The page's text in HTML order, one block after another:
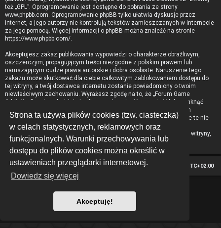
Strona ta używa plików cookies (tzw. ciasteczka)
w celach statystycznych, reklamowych oraz
funkcjonalnych. Warunki przechowywania lub
dostępu do plików cookies można określić w
ustawieniach przeglądarki internetowej.
Dowiedz się więcej
Akceptuję!
też „GPL”. Oprogramowanie jest dostępne do pobrania ze strony
www.phpbb.com. Oprogramowanie phpBB tylko ułatwia dyskusje przez
internet, a jego autorzy nie kontrolują tekstów zamieszczanych w internecie
za jego pomocą. Więcej informacji o phpBB można znaleźć na stronie
https://www.phpbb.com/.
Akceptujesz zakaz publikowania wypowiedzi o charakterze obraźliwym,
oszczerczym, propagującym treści niezgodne z polskim prawem lub
naruszającym cudze prawa autorskie i dobra osobiste. Naruszenie tego
zakazu może skutkować dla ciebie całkowitym zablokowaniem dostępu do
tej witryny, a twój dostawca internetu zostanie powiadomiony o twoim
niewłaściwym zachowaniu. Wyrażasz zgodę na to, że „Forum Game
Addiction” może w każdej chwili usunąć, zmienić, przenieść lub zamknąć
każdy twój temat, post. Wyrażasz zgodę na zapisywanie wszystkich
podanych przez ciebie informacji w naszej bazie danych. Informacje te nie
będą przekazywane nikomu bez twojej zgody, ale ani „Forum Game
Addiction”, ani phpBB nie ponosi odpowiedzialności za włamania do witryny,
podczas których może dojść do kradzieży danych.
Strona główna Strefa czasowa UTC+02:00
Polski pakiet językowy dostarcza